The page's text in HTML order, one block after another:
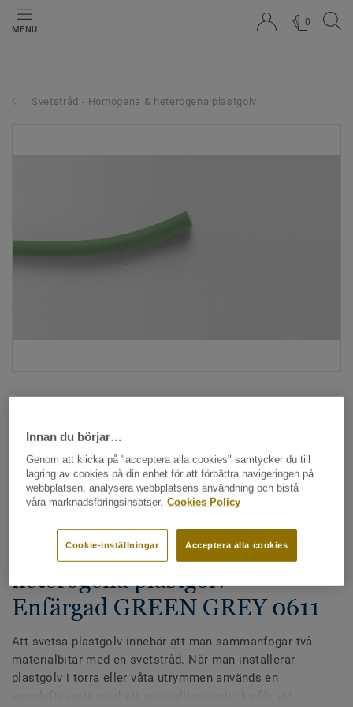
MENU
0
Svetstråd - Homogena & heterogena plastgolv
Hela kollektionen - LRV och NCS (1355)
Alla tillbehör|Svetstråd
Svetstråd - Homogena &
heterogena plastgolv -
Enfärgad GREEN GREY 0611
Att svetsa plastgolv innebär att man sammanfogar två
materialbitar med en svetstråd. När man installerar
plastgolv i torra eller våta utrymmen används en
Innan du börjar…
Genom att klicka på "acceptera alla cookies" samtycker du till
lagring av cookies på din enhet för att förbättra navigeringen på
webbplatsen, analysera webbplatsens användning och bistå i
våra marknadsföringsinsatser. Cookies Policy
Acceptera alla cookies
Cookie-inställningar